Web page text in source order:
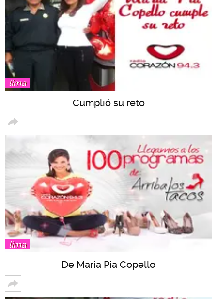
lima
Cumplió su reto
lima
De Maria Pia Copello